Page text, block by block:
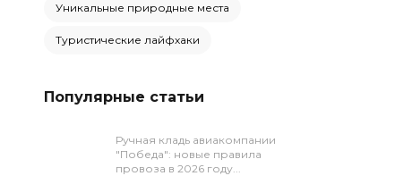
Уникальные природные места
Туристические лайфхаки
Популярные статьи
Ручная кладь авиакомпании
"Победа": новые правила
провоза в 2026 году...